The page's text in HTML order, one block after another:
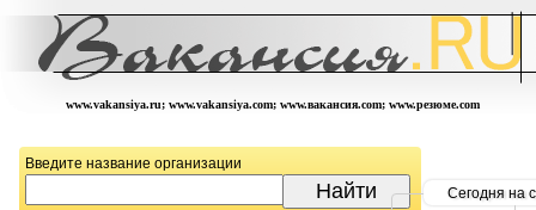
www.vakansiya.ru; www.vakansiya.com; www.вакансия.com; www.резюме.com
Введите название организации
Сегодня на